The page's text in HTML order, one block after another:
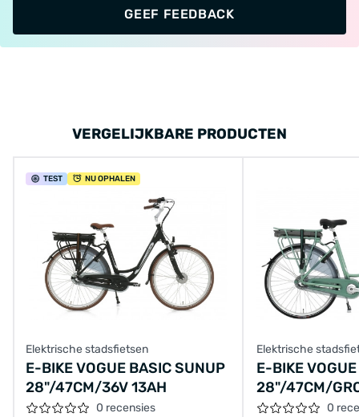
GEEF FEEDBACK
VERGELIJKBARE PRODUCTEN
TEST NU OPHALEN
Elektrische stadsfietsen
E-BIKE VOGUE BASIC SUNUP
28"/47CM/36V 13AH
0 recensies
Elektrische
E-BIKE
28"/47CM/
468 WH AKM
0